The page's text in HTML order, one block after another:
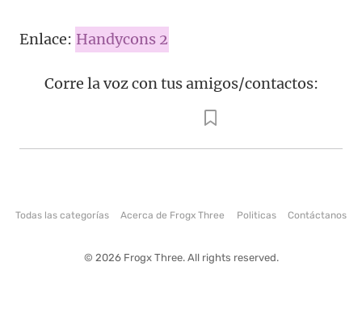
Enlace: Handycons 2
Corre la voz con tus amigos/contactos:
Todas las categorías Acerca de Frogx Three Politicas Contáctanos
© 2026 Frogx Three. All rights reserved.